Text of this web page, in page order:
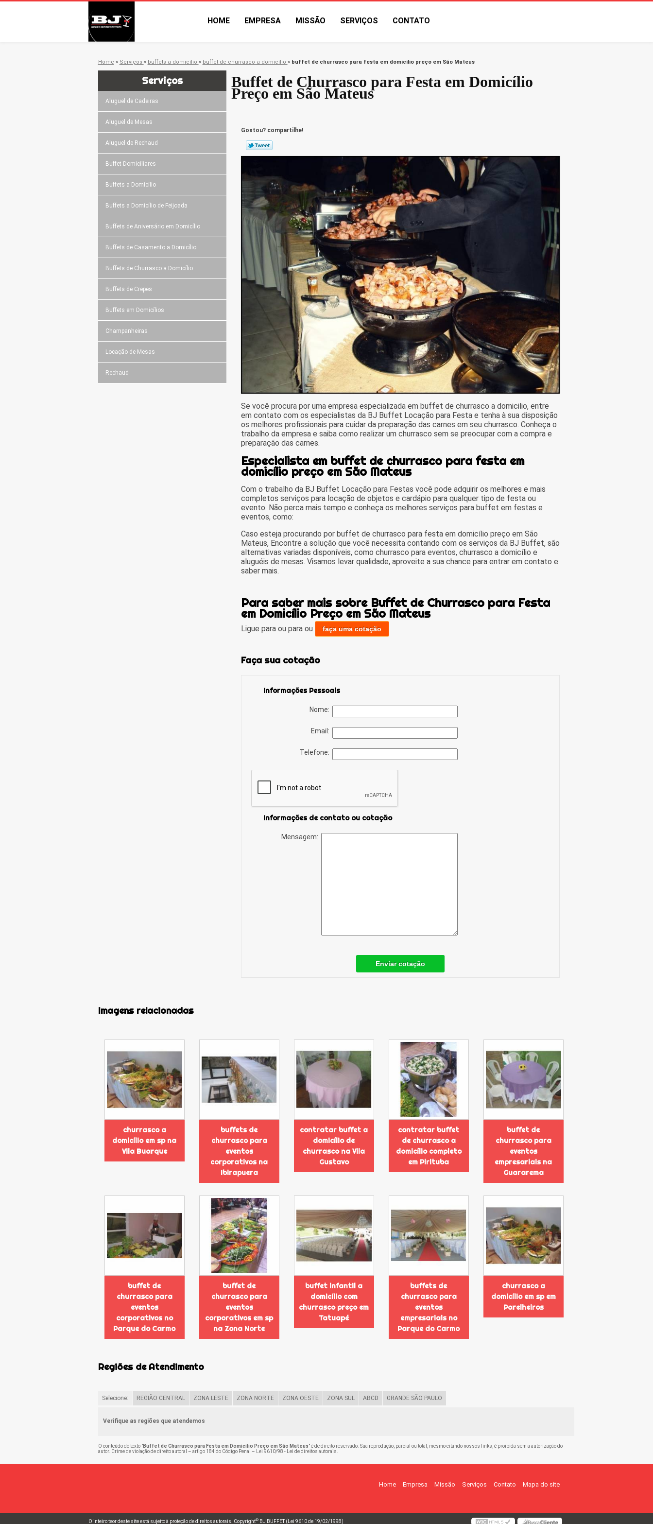
HOME EMPRESA MISSÃO SERVIÇOS CONTATO
Home » Serviços » buffets a domicílio » buffet de churrasco a domicílio » buffet de churrasco para festa em domicílio preço em São Mateus
Serviços
Aluguel de Cadeiras
Aluguel de Mesas
Aluguel de Rechaud
Buffet Domicíliares
Buffets a Domicílio
Buffets a Domicílio de Feijoada
Buffets de Aniversário em Domicílio
Buffets de Casamento a Domicílio
Buffets de Churrasco a Domicílio
Buffets de Crepes
Buffets em Domicílios
Champanheiras
Locação de Mesas
Rechaud
Buffet de Churrasco para Festa em Domicílio
Preço em São Mateus
Gostou? compartilhe!
Se você procura por uma empresa especializada em buffet de churrasco a domicilio, entre
em contato com os especialistas da BJ Buffet Locação para Festa e tenha à sua disposição
os melhores profissionais para cuidar da preparação das carnes em seu churrasco. Conheça o
trabalho da empresa e saiba como realizar um churrasco sem se preocupar com a compra e
preparação das carnes.
Especialista em buffet de churrasco para festa em
domicílio preço em São Mateus
Com o trabalho da BJ Buffet Locação para Festas você pode adquirir os melhores e mais
completos serviços para locação de objetos e cardápio para qualquer tipo de festa ou
evento. Não perca mais tempo e conheça os melhores serviços para buffet em festas e
eventos, como:
Caso esteja procurando por buffet de churrasco para festa em domicílio preço em São
Mateus, Encontre a solução que você necessita contando com os serviços da BJ Buffet, são
alternativas variadas disponíveis, como churrasco para eventos, churrasco a domicílio e
aluguéis de mesas. Visamos levar qualidade, aproveite a sua chance para entrar em contato e
saber mais.
Para saber mais sobre Buffet de Churrasco para Festa
em Domicílio Preço em São Mateus
Ligue para ou para ou faça uma cotação
Faça sua cotação
Informações Pessoais
Nome:
Email:
Telefone:
Informações de contato ou cotação
Mensagem:
Enviar cotação
Imagens relacionadas
churrasco a
domicílio em sp na
Vila Buarque
buffets de
churrasco para
eventos
corporativos na
Ibirapuera
contratar buffet a
domicílio de
churrasco na Vila
Gustavo
contratar buffet
de churrasco a
domicílio completo
em Pirituba
buffet de
churrasco para
eventos
empresariais na
Guararema
buffet de
churrasco para
eventos
corporativos no
Parque do Carmo
buffet de
churrasco para
eventos
corporativos em sp
na Zona Norte
buffet infantil a
domicílio com
churrasco preço em
Tatuapé
buffets de
churrasco para
eventos
empresariais no
Parque do Carmo
churrasco a
domicílio em sp em
Parelheiros
Regiões de Atendimento
Selecione: REGIÃO CENTRAL ZONA LESTE ZONA NORTE ZONA OESTE ZONA SUL ABCD GRANDE SÃO PAULO
Verifique as regiões que atendemos
O conteúdo do texto "Buffet de Churrasco para Festa em Domicílio Preço em São Mateus" é de direito reservado. Sua reprodução, parcial ou total, mesmo citando nossos links, é proibida sem a autorização do
autor. Crime de violação de direito autoral – artigo 184 do Código Penal –
Lei 9610/98 - Lei de direitos autorais
Home Empresa Missão Serviços Contato Mapa do site
O inteiro teor deste site está sujeito à proteção de direitos autorais. Copyright© BJ BUFFET (Lei 9610 de 19/02/1998)